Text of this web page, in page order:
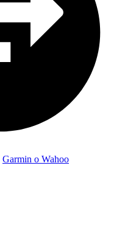
Garmin o Wahoo